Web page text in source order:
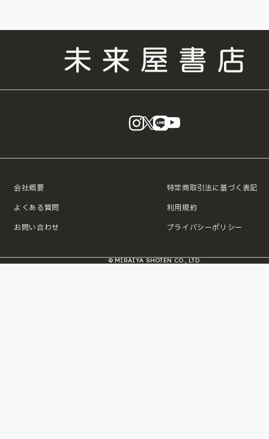
instagram
X LINE
会社概要
よくある質問
お問い合わせ
特定商取引法に基づく表記
利用規約
プライバシーポリシー
© MIRAIYA SHOTEN CO., LTD.